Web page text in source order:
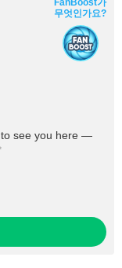
FanBoost가
무엇인가요?
to see you here —